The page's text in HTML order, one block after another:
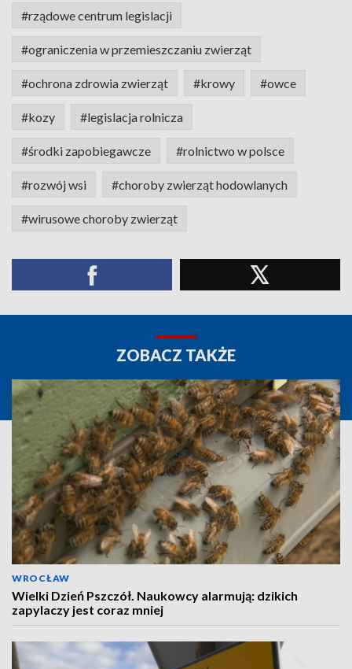
#rządowe centrum legislacji
#ograniczenia w przemieszczaniu zwierząt
#ochrona zdrowia zwierząt #krowy #owce
#kozy #legislacja rolnicza
#środki zapobiegawcze #rolnictwo w polsce
#rozwój wsi #choroby zwierząt hodowlanych
#wirusowe choroby zwierząt
ZOBACZ TAKŻE
WROCŁAW
Wielki Dzień Pszczół. Naukowcy alarmują: dzikich
zapylaczy jest coraz mniej